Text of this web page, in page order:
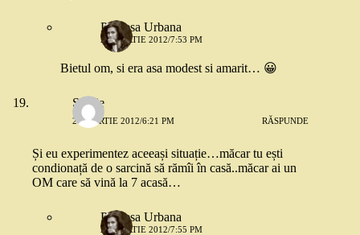
Printesa Urbana
23 MARTIE 2012/7:53 PM
Bietul om, si era asa modest si amarit… 😀
Sylvie
23 MARTIE 2012/6:21 PM RĂSPUNDE
Și eu experimentez aceeași situație…măcar tu ești
condionață de o sarcină să rămîi în casă..măcar ai un
OM care să vină la 7 acasă…
Printesa Urbana
23 MARTIE 2012/7:55 PM